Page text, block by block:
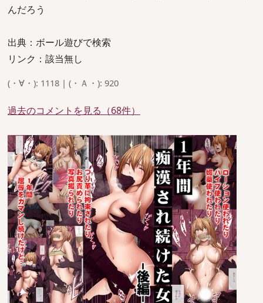
んだろう
出典：ボール遊びで検索
リンク：該当無し
(・∀・): 1118 | (・Ａ・): 920
過去のコメントを見る（68件）